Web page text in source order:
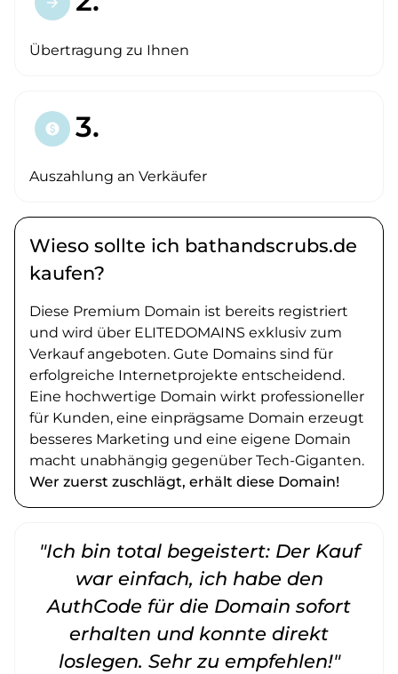
Übertragung zu Ihnen
paid 3.
Auszahlung an Verkäufer
Wieso sollte ich bathandscrubs.de
kaufen?
Diese Premium Domain ist bereits registriert
und wird über ELITEDOMAINS exklusiv zum
Verkauf angeboten. Gute Domains sind für
erfolgreiche Internetprojekte entscheidend.
Eine hochwertige Domain wirkt professioneller
für Kunden, eine einprägsame Domain erzeugt
besseres Marketing und eine eigene Domain
macht unabhängig gegenüber Tech-Giganten.
Wer zuerst zuschlägt, erhält diese Domain!
"Ich bin total begeistert: Der Kauf
war einfach, ich habe den
AuthCode für die Domain sofort
erhalten und konnte direkt
loslegen. Sehr zu empfehlen!"